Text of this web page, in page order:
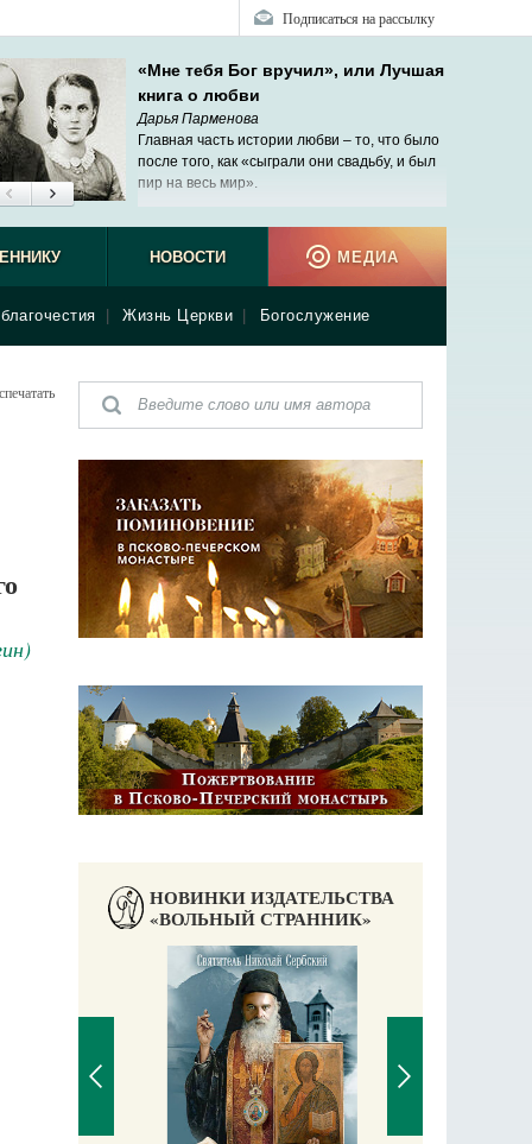
Подписаться на рассылку
«Мне тебя Бог вручил», или Лучшая
книга о любви
Дарья Парменова
Главная часть истории любви – то, что было
после того, как «сыграли они свадьбу, и был
пир на весь мир».
Жизнь Церкви Богослужение
НОВОСТИ МЕДИА
НОВИНКИ ИЗДАТЕЛЬСТВА
«ВОЛЬНЫЙ СТРАННИК»